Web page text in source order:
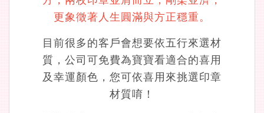
更象徵著人生圓滿與方正穩重。
目前很多的客戶會想要依五行來選材
質，公司可免費為寶寶看適合的喜用
及幸運顏色，您可依喜用來挑選印章
材質唷！